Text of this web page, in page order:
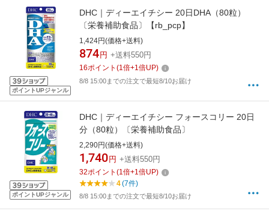
ポイントUPジャンル
DHC｜ディーエイチシー 20日DHA（80粒）
〔栄養補助食品〕【rb_pcp】
1,424円(価格+送料)
874 円 +送料550円
16ポイント (1倍+1倍UP)
8/8 15:00までの注文で最短8/10お届け
ポイントUPジャンル
DHC｜ディーエイチシー フォースコリー 20日
分（80粒）〔栄養補助食品〕
2,290円(価格+送料)
1,740 円 +送料550円
32ポイント (1倍+1倍UP)
4(7件)
8/8 15:00までの注文で最短8/10お届け